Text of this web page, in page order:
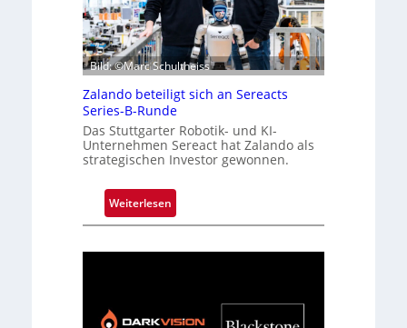
Bild: ©Marc Schultheiss
Zalando beteiligt sich an Sereacts
Series-B-Runde
Das Stuttgarter Robotik- und KI-
Unternehmen Sereact hat Zalando als
strategischen Investor gewonnen.
Weiterlesen:
Z
d